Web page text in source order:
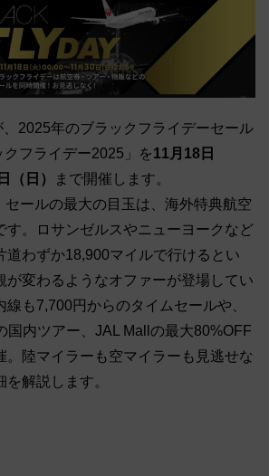
2025年のブラックフライデーセール
クフライデー2025」を11月18日
（日）
まで開催します。
セールの最大の目玉は、海外特典航空
す。ロサンゼルスやニューヨークなど
道わずか18,900マイルで行けるとい
が変わるようなオファーが登場してい
線も7,700円からのタイムセールや、
国内ツアー、JAL Mallの最大80%OFF
。陸マイラーも空マイラーも見逃せな
解説します。